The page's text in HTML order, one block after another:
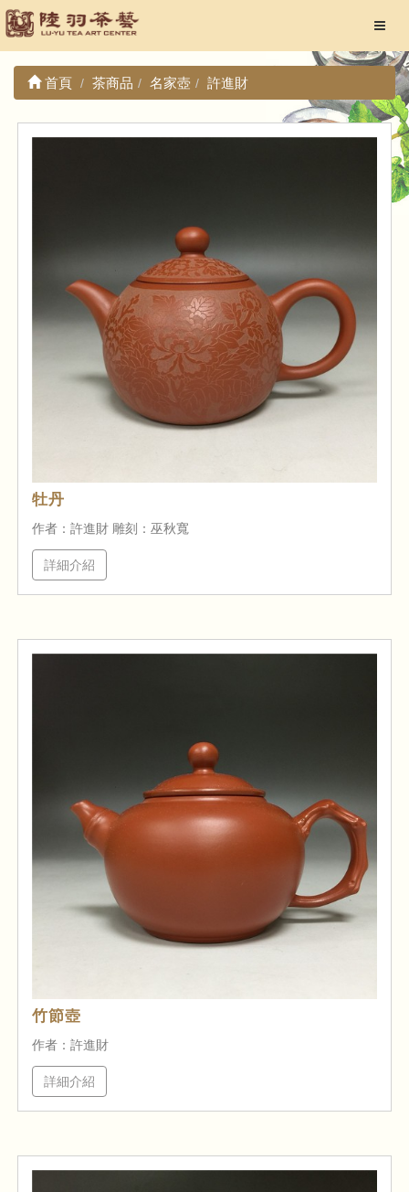
首頁 茶商品 名家壺 許進財
牡丹
作者：許進財 雕刻：巫秋寬
詳細介紹
竹節壺
作者：許進財
詳細介紹